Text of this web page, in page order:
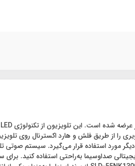
صداوسیما به‌راحتی استفاده کنید.